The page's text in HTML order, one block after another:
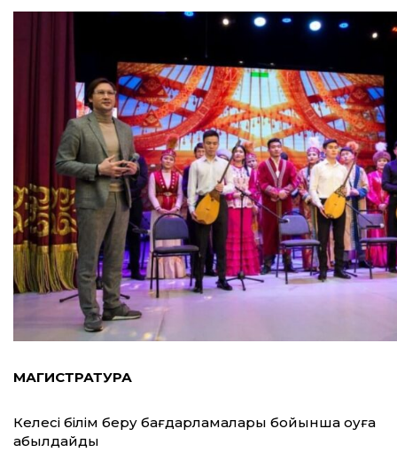
МАГИСТРАТУРА
Келесі білім беру бағдарламалары бойынша оқуға
қабылдайды